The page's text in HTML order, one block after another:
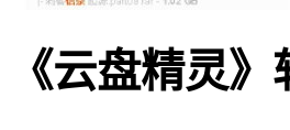
《云盘精灵》